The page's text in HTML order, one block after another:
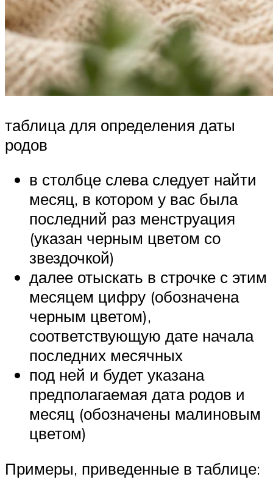
таблица для определения даты
родов
в столбце слева следует найти
месяц, в котором у вас была
последний раз менструация
(указан черным цветом со
звездочкой)
далее отыскать в строчке с этим
месяцем цифру (обозначена
черным цветом),
соответствующую дате начала
последних месячных
под ней и будет указана
предполагаемая дата родов и
месяц (обозначены малиновым
цветом)
Примеры, приведенные в таблице: